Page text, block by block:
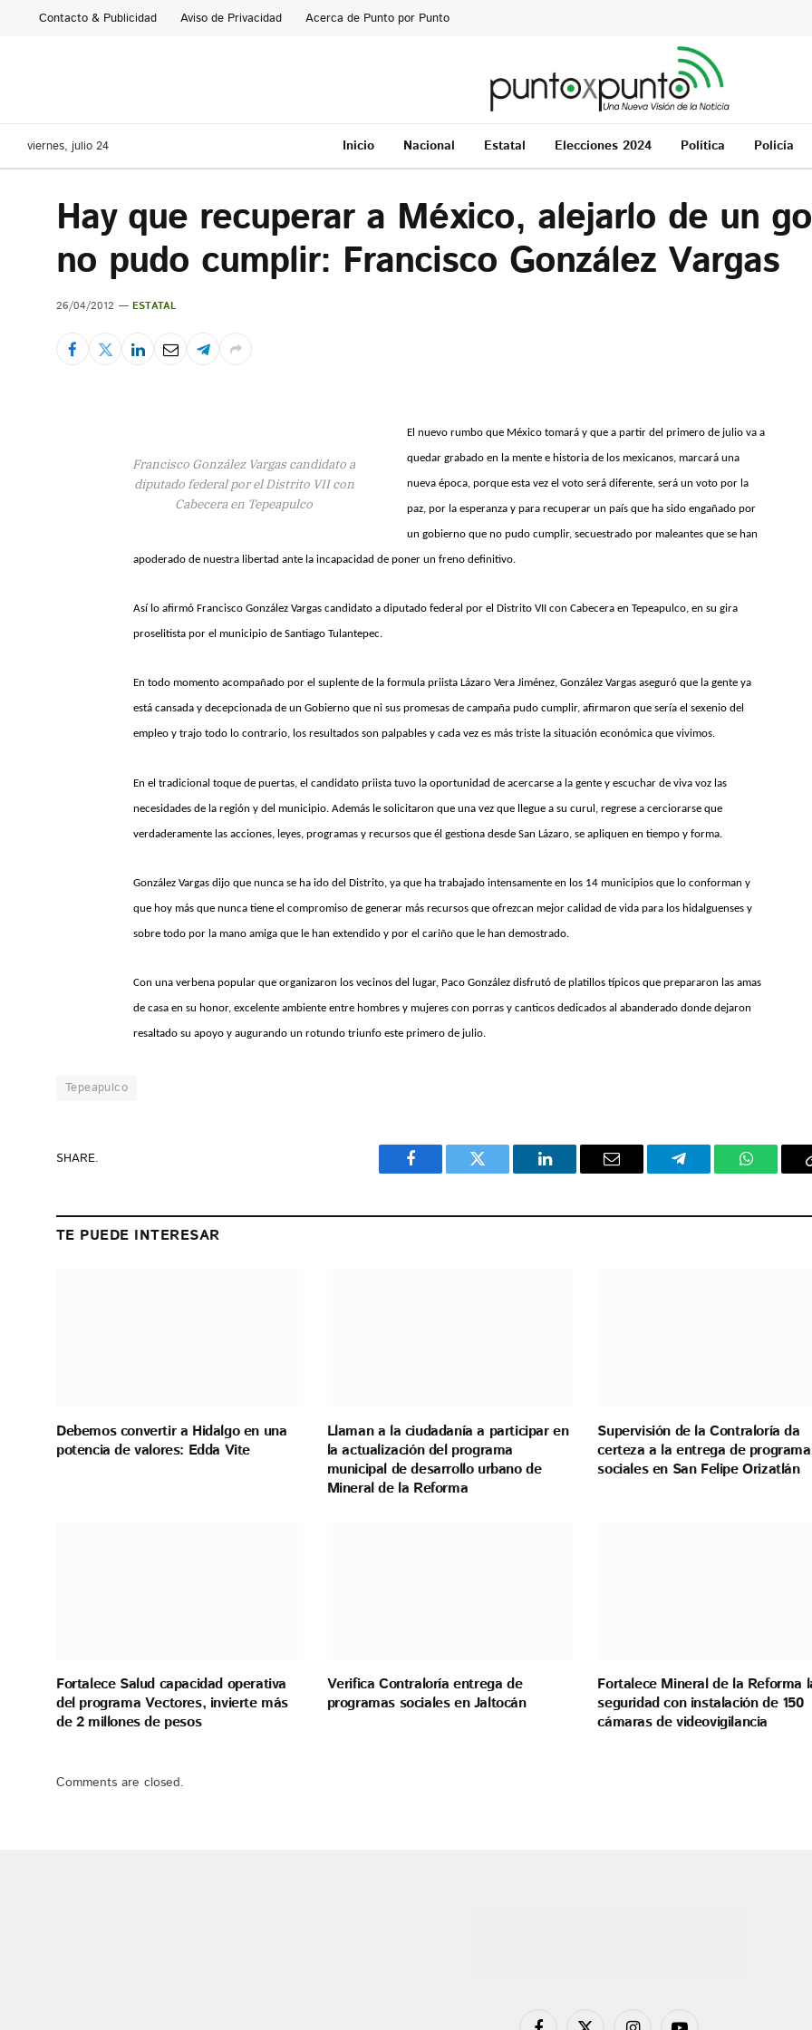
Contacto & Publicidad Aviso de Privacidad Acerca de Punto por Punto
viernes, julio 24 Inicio Nacional Estatal Elecciones 2024 Política Policía
Hay que recuperar a México, alejarlo de un
no pudo cumplir: Francisco González Vargas
26/04/2012 ESTATAL
Francisco González Vargas candidato a
diputado federal por el Distrito VII con
Cabecera en Tepeapulco
El nuevo rumbo que México tomará y que a partir del primero de julio va a
quedar grabado en la mente e historia de los mexicanos, marcará una
nueva época, porque esta vez el voto será diferente, será un voto por la
paz, por la esperanza y para recuperar un país que ha sido engañado por
un gobierno que no pudo cumplir, secuestrado por maleantes que se han
apoderado de nuestra libertad ante la incapacidad de poner un freno definitivo.
Así lo afirmó Francisco González Vargas candidato a diputado federal por el Distrito VII con Cabecera en Tepeapulco, en su gira
proselitista por el municipio de Santiago Tulantepec.
En todo momento acompañado por el suplente de la formula priista Lázaro Vera Jiménez, González Vargas aseguró que la gente ya
está cansada y decepcionada de un Gobierno que ni sus promesas de campaña pudo cumplir, afirmaron que sería el sexenio del
empleo y trajo todo lo contrario, los resultados son palpables y cada vez es más triste la situación económica que vivimos.
En el tradicional toque de puertas, el candidato priista tuvo la oportunidad de acercarse a la gente y escuchar de viva voz las
necesidades de la región y del municipio. Además le solicitaron que una vez que llegue a su curul, regrese a cerciorarse que
verdaderamente las acciones, leyes, programas y recursos que él gestiona desde San Lázaro, se apliquen en tiempo y forma.
González Vargas dijo que nunca se ha ido del Distrito, ya que ha trabajado intensamente en los 14 municipios que lo conforman y
que hoy más que nunca tiene el compromiso de generar más recursos que ofrezcan mejor calidad de vida para los hidalguenses y
sobre todo por la mano amiga que le han extendido y por el cariño que le han demostrado.
Con una verbena popular que organizaron los vecinos del lugar, Paco González disfrutó de platillos típicos que prepararon las amas
de casa en su honor, excelente ambiente entre hombres y mujeres con porras y canticos dedicados al abanderado donde dejaron
resaltado su apoyo y augurando un rotundo triunfo este primero de julio.
Tepeapulco
SHARE.
Facebook Twitter LinkedIn Email Telegram
TE PUEDE INTERESAR
Debemos convertir a Hidalgo en una
potencia de valores: Edda Vite
Llaman a la ciudadanía a participar en
la actualización del programa
municipal de desarrollo urbano de
Mineral de la Reforma
Supervisión de la Contraloría da
certeza a la entrega de
sociales en San Felipe Orizatlán
Fortalece Salud capacidad operativa
del programa Vectores, invierte más
de 2 millones de pesos
Verifica Contraloría entrega de
programas sociales en Jaltocán
Fortalece Mineral de la Reforma
seguridad con instalación de 150
cámaras de videovigilancia
Comments are closed.